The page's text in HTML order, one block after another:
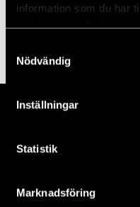
information som du har
samlat in när du har
Nödvändig
Inställningar
Statistik
Marknadsföring